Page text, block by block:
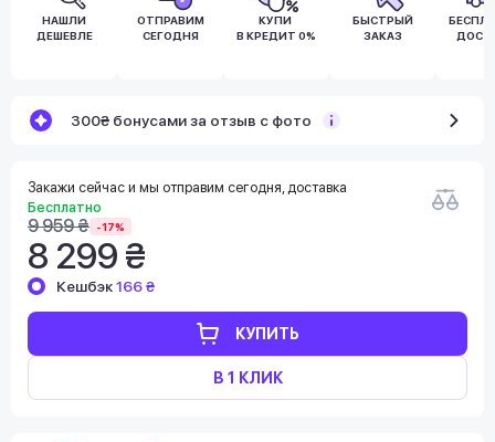
НАШЛИ
ДЕШЕВЛЕ
ОТПРАВИМ
СЕГОДНЯ
КУПИ
В КРЕДИТ 0%
БЫСТРЫЙ
ЗАКАЗ
300₴ бонусами за отзыв с фото
Закажи сейчас и мы отправим сегодня, доставка
Бесплатно
9 959 ₴ -17%
8 299 ₴
КУПИТЬ
В 1 КЛИК
Кешбэк166 ₴